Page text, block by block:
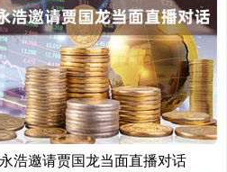
浩邀请贾国龙当面直播对话